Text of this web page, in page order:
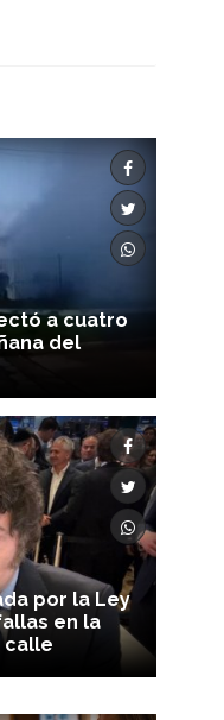
a cuatro
del
por la Ley
en la
calle